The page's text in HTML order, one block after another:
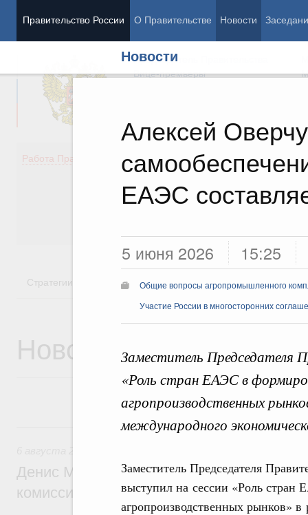
Правительство России О Правительстве Новости
Новости
Алексей
ЕАЭС
5 июня 2026 15:25
Общие вопросы агропромышленного
Участие России в многосторонних
Заместитель Председателя
«Роль стран ЕАЭС в
агропроизводственных
международного
Заместитель Председателя
выступил на сессии «Роль
агропроизводственных рынков»
Председатель Правительства
Вице-премьеры
Работа Правительства
Демография
Здоровье
Образование
Культура
Стратегии Государственные программы
Новости
6 августа, четверг
Денис Мантуров провёл заседание
комиссии по промышленности